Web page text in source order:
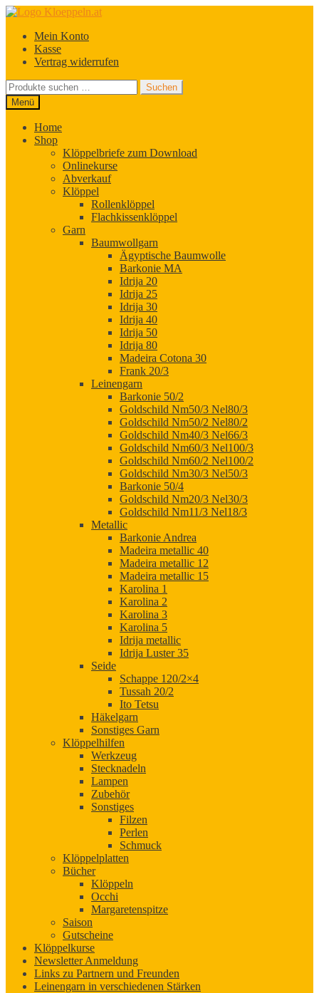
Zur
springen
Zum
springenMein Konto
Kasse
Vertrag widerrufen
Suchen
nach:
Suchen
Menü
Home
Shop
Klöppelbriefe zum Download
Onlinekurse
Abverkauf
Klöppel
Rollenklöppel
Flachkissenklöppel
Garn
Baumwollgarn
Ägyptische Baumwolle
Barkonie MA
Idrija 20
Idrija 25
Idrija 30
Idrija 40
Idrija 50
Idrija 80
Madeira Cotona 30
Frank 20/3
Leinengarn
Barkonie 50/2
Goldschild Nm50/3 Nel80/3
Goldschild Nm50/2 Nel80/2
Goldschild Nm40/3 Nel66/3
Goldschild Nm60/3 Nel100/3
Goldschild Nm60/2 Nel100/2
Goldschild Nm30/3 Nel50/3
Barkonie 50/4
Goldschild Nm20/3 Nel30/3
Goldschild Nm11/3 Nel18/3
Metallic
Barkonie Andrea
Madeira metallic 40
Madeira metallic 12
Madeira metallic 15
Karolina 1
Karolina 2
Karolina 3
Karolina 5
Idrija metallic
Idrija Luster 35
Seide
Schappe 120/2×4
Tussah 20/2
Ito Tetsu
Häkelgarn
Sonstiges Garn
Klöppelhilfen
Werkzeug
Stecknadeln
Lampen
Zubehör
Sonstiges
Filzen
Perlen
Schmuck
Klöppelplatten
Bücher
Klöppeln
Occhi
Margaretenspitze
Saison
Gutscheine
Klöppelkurse
Newsletter Anmeldung
Links zu Partnern und Freunden
Leinengarn in verschiedenen Stärken